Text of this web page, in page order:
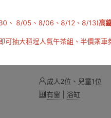
最高省1,320 元起。
成人2位、兒童1位
有窗
浴缸
、 8/05、8/06、8/12、8/13)高
可抽大稻埕人氣午茶組、半價乘車